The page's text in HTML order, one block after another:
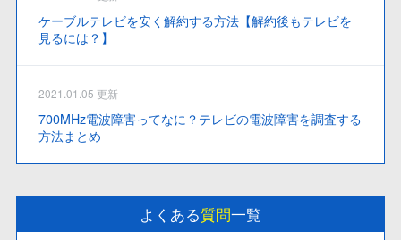
ケーブルテレビを安く解約する方法【解約後もテレビを
見るには？】
2021.01.05 更新
700MHz電波障害ってなに？テレビの電波障害を調査する
方法まとめ
よくある質問一覧